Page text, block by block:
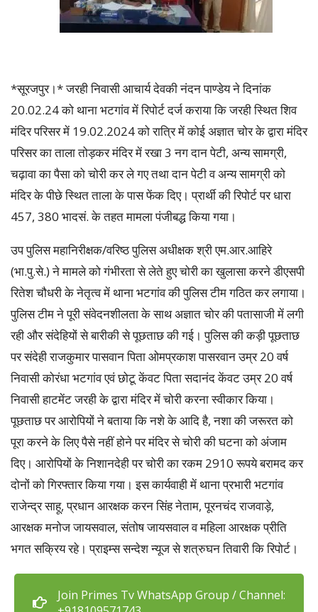
*सूरजपुर।* जरही निवासी आचार्य देवकी नंदन पाण्डेय ने दिनांक
20.02.24 को थाना भटगांव में रिपोर्ट दर्ज कराया कि जरही स्थित शिव
मंदिर परिसर में 19.02.2024 को रात्रि में कोई अज्ञात चोर के द्वारा मंदिर
परिसर का ताला तोड़कर मंदिर में रखा 3 नग दान पेटी, अन्य सामग्री,
चढ़ावा का पैसा को चोरी कर ले गए तथा दान पेटी व अन्य सामग्री को
मंदिर के पीछे स्थित ताला के पास फेंक दिए। प्रार्थी की रिपोर्ट पर धारा
457, 380 भादसं. के तहत मामला पंजीबद्ध किया गया।
उप पुलिस महानिरीक्षक/वरिष्ठ पुलिस अधीक्षक श्री एम.आर.आहिरे
(भा.पु.से.) ने मामले को गंभीरता से लेते हुए चोरी का खुलासा करने डीएसपी
रितेश चौधरी के नेतृत्व में थाना भटगांव की पुलिस टीम गठित कर लगाया।
पुलिस टीम ने पूरी संवेदनशीलता के साथ अज्ञात चोर की पतासाजी में लगी
रही और संदेहियों से बारीकी से पूछताछ की गई। पुलिस की कड़ी पूछताछ
पर संदेही राजकुमार पासवान पिता ओमप्रकाश पासरवान उम्र 20 वर्ष
निवासी कोरंधा भटगांव एवं छोटू केंवट पिता सदानंद केंवट उम्र 20 वर्ष
निवासी हाटमेंट जरही के द्वारा मंदिर में चोरी करना स्वीकार किया।
पूछताछ पर आरोपियों ने बताया कि नशे के आदि है, नशा की जरूरत को
पूरा करने के लिए पैसे नहीं होने पर मंदिर से चोरी की घटना को अंजाम
दिए। आरोपियों के निशानदेही पर चोरी का रकम 2910 रूपये बरामद कर
दोनों को गिरफ्तार किया गया। इस कार्यवाही में थाना प्रभारी भटगांव
राजेन्द्र साहू, प्रधान आरक्षक करन सिंह नेताम, पूरनचंद राजवाड़े,
आरक्षक मनोज जायसवाल, संतोष जायसवाल व महिला आरक्षक प्रीति
भगत सक्रिय रहे। प्राइम्स सन्देश न्यूज से शत्रुघन तिवारी कि रिपोर्ट।
Join Primes Tv WhatsApp Group / Channel: